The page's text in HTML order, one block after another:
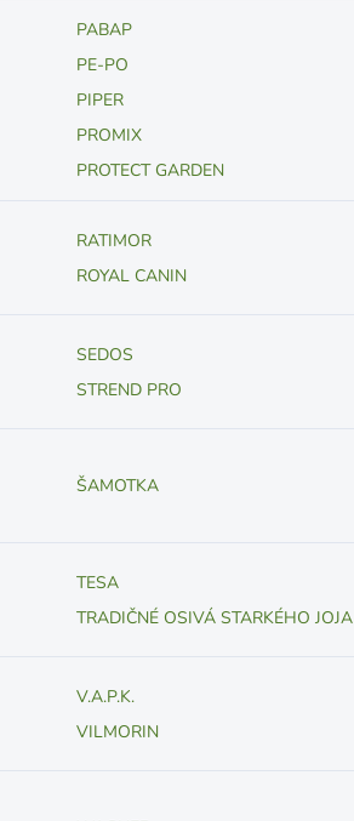
PABAP
PE-PO
PIPER
PROMIX
PROTECT GARDEN
RATIMOR
ROYAL CANIN
SEDOS
STREND PRO
ŠAMOTKA
TESA
TRADIČNÉ OSIVÁ STARKÉHO JOJA
V.A.P.K.
VILMORIN